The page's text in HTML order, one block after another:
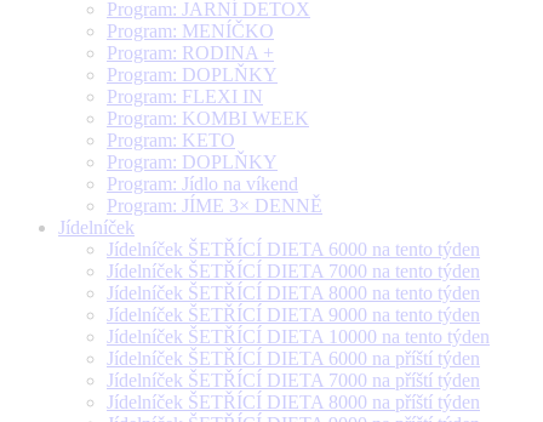
Program: JARNÍ DETOX
Program: MENÍČKO
Program: RODINA +
Program: DOPLŇKY
Program: FLEXI IN
Program: KOMBI WEEK
Program: KETO
Program: DOPLŇKY
Program: Jídlo na víkend
Program: JÍME 3× DENNĚ
Jídelníček
Jídelníček ŠETŘÍCÍ DIETA 6000 na tento týden
Jídelníček ŠETŘÍCÍ DIETA 7000 na tento týden
Jídelníček ŠETŘÍCÍ DIETA 8000 na tento týden
Jídelníček ŠETŘÍCÍ DIETA 9000 na tento týden
Jídelníček ŠETŘÍCÍ DIETA 10000 na tento týden
Jídelníček ŠETŘÍCÍ DIETA 6000 na příští týden
Jídelníček ŠETŘÍCÍ DIETA 7000 na příští týden
Jídelníček ŠETŘÍCÍ DIETA 8000 na příští týden